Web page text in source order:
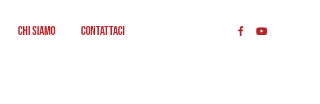
Chi Siamo Contattaci